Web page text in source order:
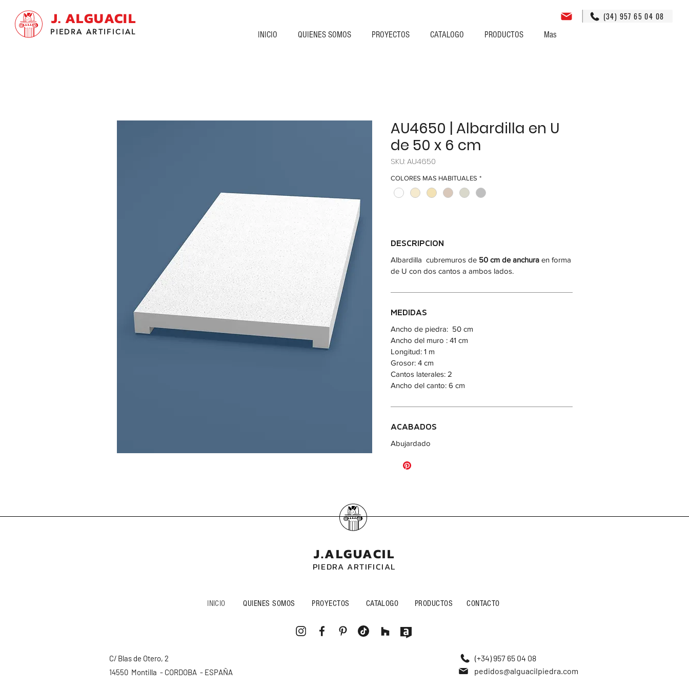
J. ALGUACIL
PIEDRA ARTIFICIAL INICIO QUIENES SOMOS PROYECTOS CATALOGO PRODUCTOS Mas
(34) 957 65 04 08
AU4650 | Albardilla en U
de 50 x 6 cm
SKU: AU4650
COLORES MAS HABITUALES *
DESCRIPCION
Albardilla cubremuros de 50 cm de anchura en forma
de U con dos cantos a ambos lados.
MEDIDAS
Ancho de piedra: 50 cm
Ancho del muro : 41 cm
Longitud: 1 m
Grosor: 4 cm
Cantos laterales: 2
Ancho del canto: 6 cm
ACABADOS
Abujardado
J.ALGUACIL
PIEDRA ARTIFICIAL
INICIO QUIENES SOMOS PROYECTOS CATALOGO PRODUCTOS CONTACTO
C/ Blas de Otero, 2
14550 Montilla - CORDOBA - ESPAÑA
(+34) 957 65 04 08
pedidos@alguacilpiedra.com